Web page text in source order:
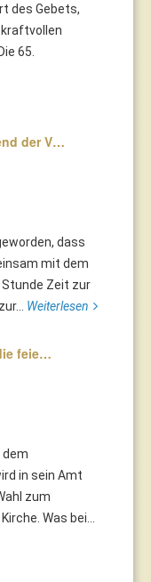
des Gebets,
kraftvollen
65.
der V…
dass
mit dem
Zeit zur
Weiterlesen
feie…
in sein Amt
zum
Was bei...